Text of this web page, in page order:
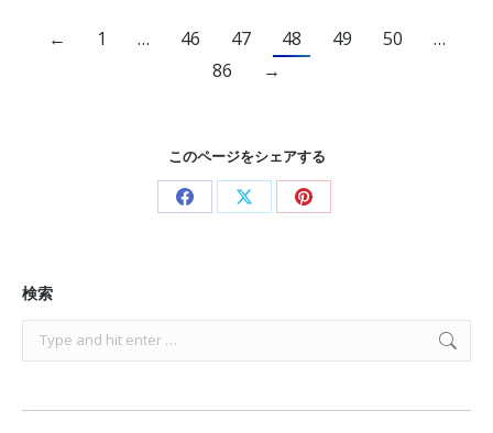
← 1 … 46 47 48 49 50
…
86
→
このページをシェアする
Share Share Share
検索
Search: